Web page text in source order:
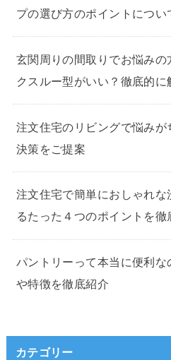
プの選び方のポイントについ
玄関周りの間取りでお悩み
クスルー型がいい？徹底的に
注文住宅のリビングで悩み
決策をご提案
注文住宅で簡単におしゃれな
るたった４つのポイントを徹
パントリーって本当に便利な
や特徴を徹底紹介
カテゴリー